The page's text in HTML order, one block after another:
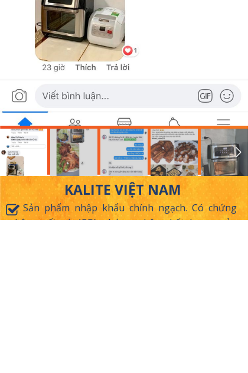
KALITE VIỆT NAM
Sản phẩm nhập khẩu chính ngạch. Có chứng
nhận xuất xứ (CO), chứng nhận chất lượng sản